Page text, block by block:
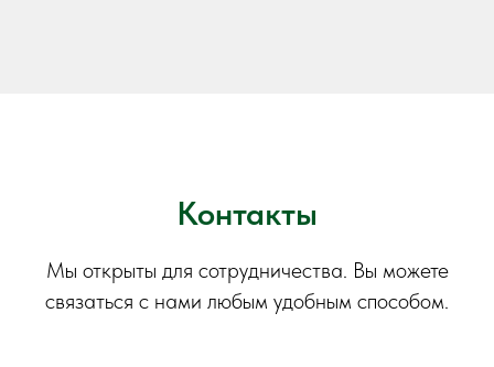
Контакты
Мы открыты для сотрудничества. Вы можете
связаться с нами любым удобным способом.